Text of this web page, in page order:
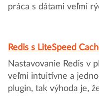
práca s dátami veľmi
Redis s LiteSpeed
Nastavovanie Redis v
veľmi intuitívne a
plugin, tak výhoda je,